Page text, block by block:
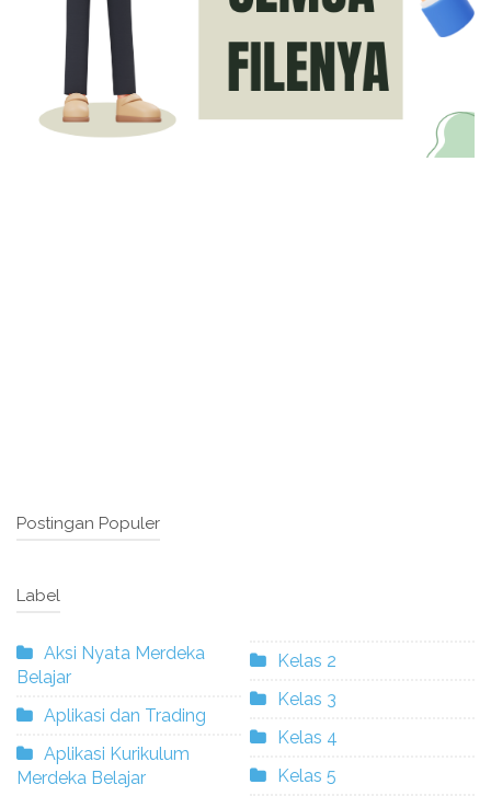
Postingan Populer
Label
Aksi Nyata Merdeka
Belajar
Aplikasi dan Trading
Aplikasi Kurikulum
Merdeka Belajar
Kelas 2
Kelas 3
Kelas 4
Kelas 5